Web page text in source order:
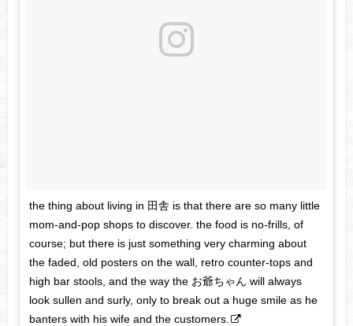
the thing about living in 田舎 is that there are so many little
mom-and-pop shops to discover. the food is no-frills, of
course; but there is just something very charming about
the faded, old posters on the wall, retro counter-tops and
high bar stools, and the way the お爺ちゃん will always
look sullen and surly, only to break out a huge smile as he
banters with his wife and the customers.